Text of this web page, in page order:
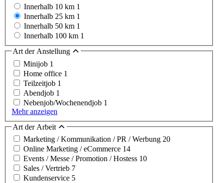
Innerhalb 10 km 1
Innerhalb 25 km 1
Innerhalb 50 km 1
Innerhalb 100 km 1
Art der Anstellung
Minijob 1
Home office 1
Teilzeitjob 1
Abendjob 1
Nebenjob/Wochenendjob 1
Mehr anzeigen
Art der Arbeit
Marketing / Kommunikation / PR / Werbung 20
Online Marketing / eCommerce 14
Events / Messe / Promotion / Hostess 10
Sales / Vertrieb 7
Kundenservice 5